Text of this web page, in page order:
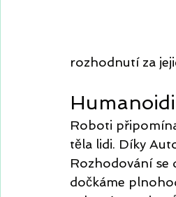
rozhodnutí za
Humanoidi
Roboti
těla lidi. Díky
Rozhodování
dočkáme